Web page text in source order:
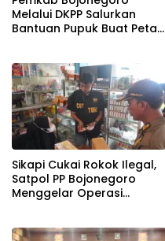
Melalui DKPP Salurkan
Bantuan Pupuk Buat Petani
Sikapi Cukai Rokok Ilegal,
Satpol PP Bojonegoro
Menggelar Operasi